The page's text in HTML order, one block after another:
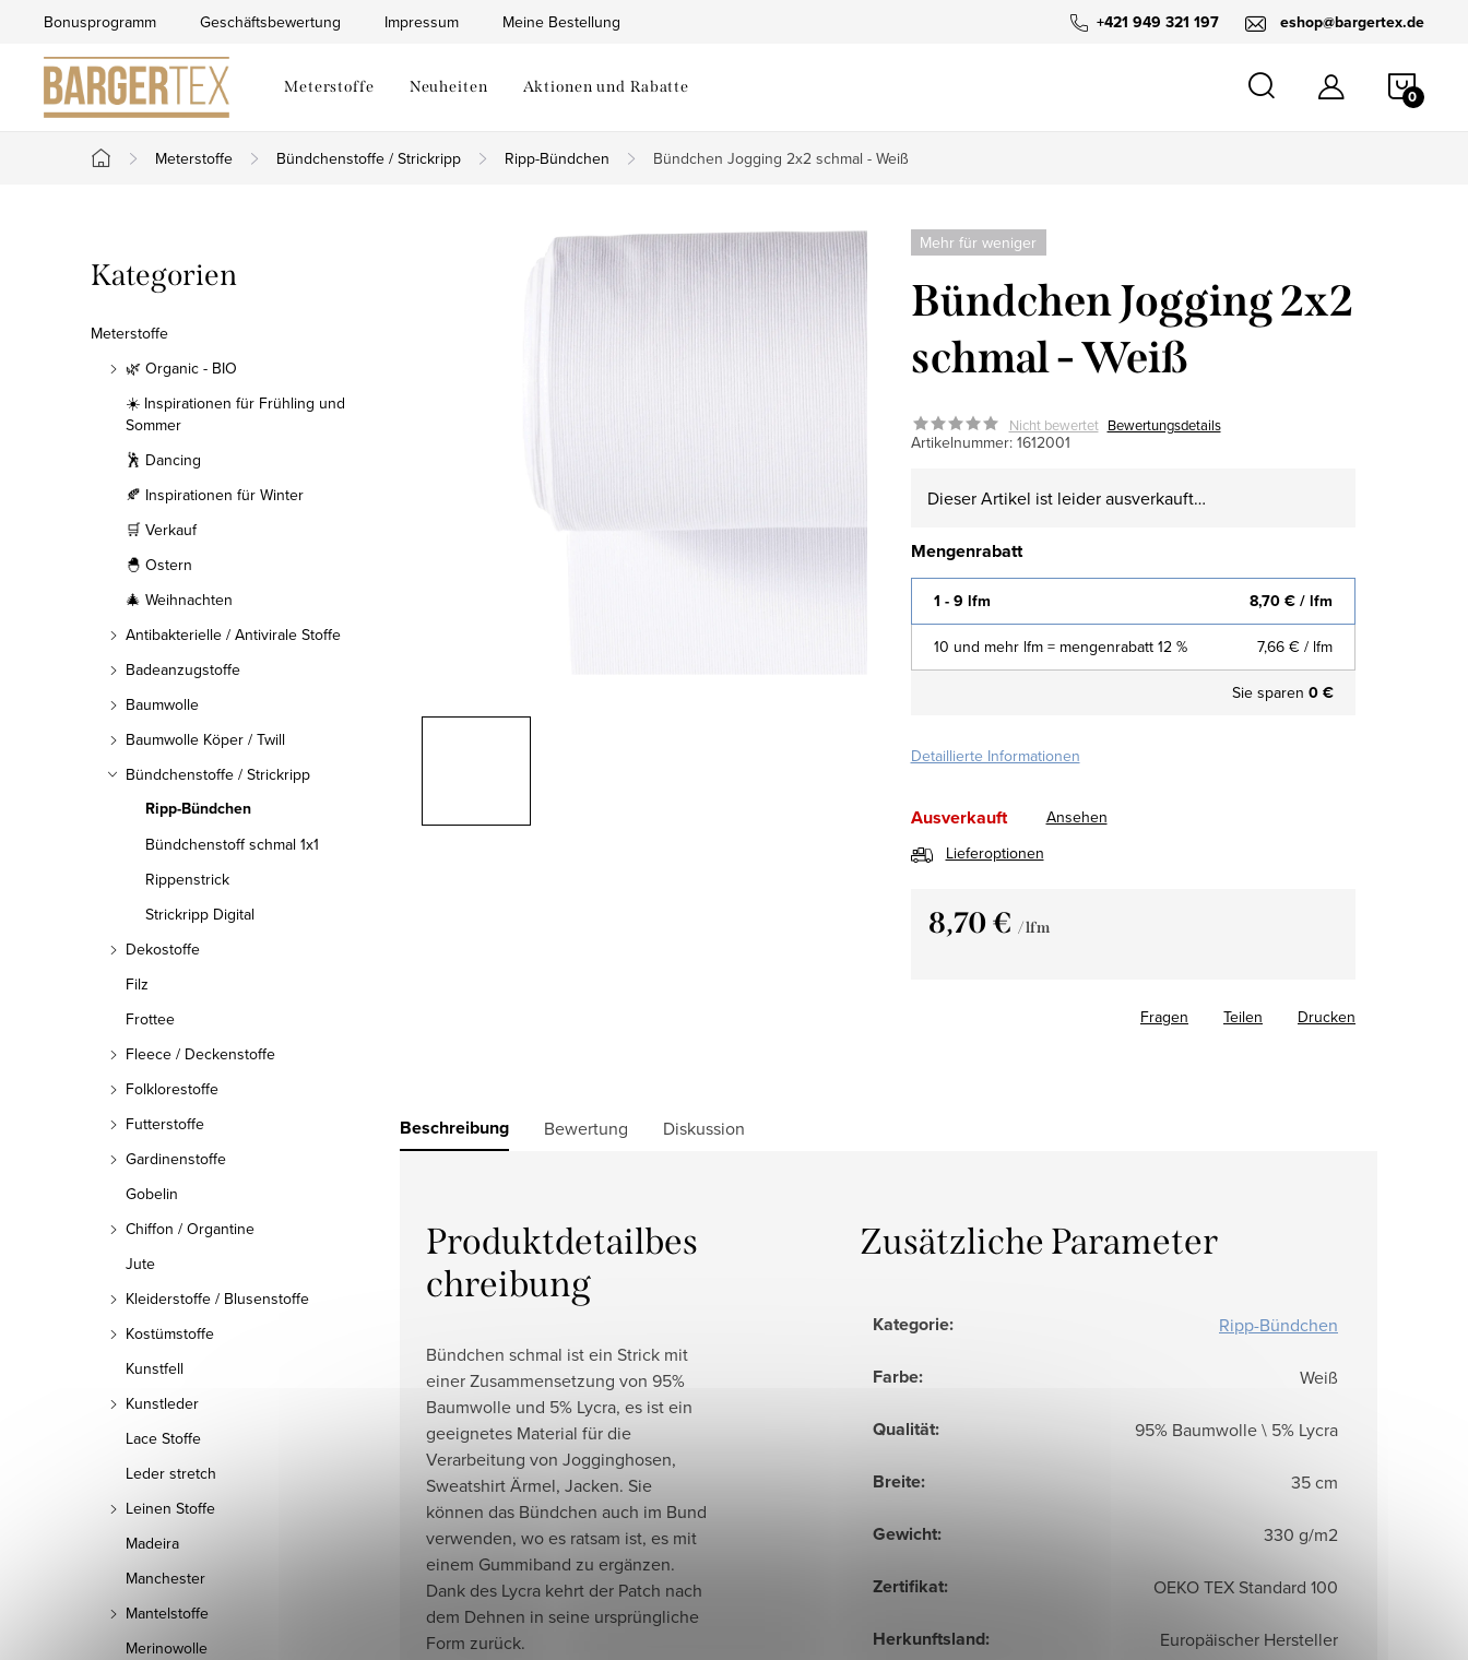
springen
+421 949 321 197 eshop@bargertex.de
Bonusprogramm Geschäftsbewertung Impressum Meine Bestellung
Meterstoffe Neuheiten Aktionen und Rabatte
Startseite
Meterstoffe Bündchenstoffe / Strickripp Ripp-Bündchen Bündchen Jogging 2x2 schmal - Weiß
e
i
Kategorien
überspringen
Kategorien
Meterstoffe
🌿 Organic - BIO
☀️ Inspirationen für Frühling und
Sommer
🕺 Dancing
🍂 Inspirationen für Winter
🛒 Verkauf
🐣 Ostern
🎄 Weihnachten
Antibakterielle / Antivirale Stoffe
Badeanzugstoffe
Baumwolle
Baumwolle Köper / Twill
Bündchenstoffe / Strickripp
Ripp-Bündchen
Bündchenstoff schmal 1x1
Rippenstrick
Strickripp Digital
Dekostoffe
Filz
Frottee
Fleece / Deckenstoffe
Folklorestoffe
Futterstoffe
Gardinenstoffe
Gobelin
Chiffon / Organtine
Jute
Kleiderstoffe / Blusenstoffe
Kostümstoffe
Kunstfell
Kunstleder
Lace Stoffe
Leder stretch
Leinen Stoffe
Madeira
Manchester
Mantelstoffe
Merinowolle
Mehr für weniger
Bündchen Jogging 2x2
schmal - Weiß
Nicht bewertet Bewertungsdetails
Artikelnummer: 1612001
Dieser Artikel ist leider ausverkauft…
Mengenrabatt
1 - 9 lfm 8,70 €/ lfm
10 und mehr lfm = mengenrabatt 12 % 7,66 € / lfm
Sie sparen 0 €
Detaillierte Informationen
Ausverkauft
Ansehen
Lieferoptionen
8,70 € / lfm
Drucken
Fragen Teilen
Beschreibung Bewertung Diskussion
Produktdetailbes
chreibung
Bündchen schmal ist ein Strick mit
einer Zusammensetzung von 95%
Baumwolle und 5% Lycra, es ist ein
geeignetes Material für die
Verarbeitung von Jogginghosen,
Sweatshirt Ärmel, Jacken. Sie
können das Bündchen auch im Bund
verwenden, wo es ratsam ist, es mit
einem Gummiband zu ergänzen.
Dank des Lycra kehrt der Patch nach
dem Dehnen in seine ursprüngliche
Form zurück.
Zusätzliche Parameter
Kategorie: Ripp-Bündchen
Farbe: Weiß
Qualität: 95% Baumwolle \ 5% Lycra
Breite: 35 cm
Gewicht: 330 g/m2
Zertifikat: OEKO TEX Standard 100
Herkunftsland: Europäischer Hersteller